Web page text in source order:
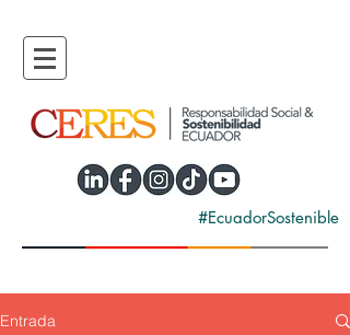
#EcuadorSostenible
Entrada